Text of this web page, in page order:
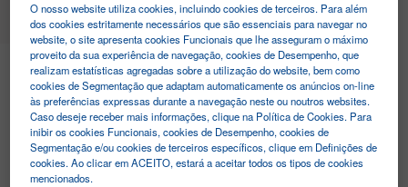
Clip Test Plus
O nosso website utiliza cookies, incluindo cookies de terceiros. Para além
dos cookies estritamente necessários que são essenciais para navegar no
website, o site apresenta cookies Funcionais que lhe asseguram o máximo
proveito da sua experiência de navegação, cookies de Desempenho, que
realizam estatísticas agregadas sobre a utilização do website, bem como
cookies de Segmentação que adaptam automaticamente os anúncios on-line
às preferências expressas durante a navegação neste ou noutros websites.
Caso deseje receber mais informações, clique na Política de Cookies. Para
inibir os cookies Funcionais, cookies de Desempenho, cookies de
Segmentação e/ou cookies de terceiros específicos, clique em Definições de
cookies. Ao clicar em ACEITO, estará a aceitar todos os tipos de cookies
mencionados.